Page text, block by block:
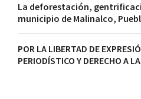
La deforestación,
municipio de Malinalco,
POR LA LIBERTAD DE
PERIODÍSTICO Y DERECHO A